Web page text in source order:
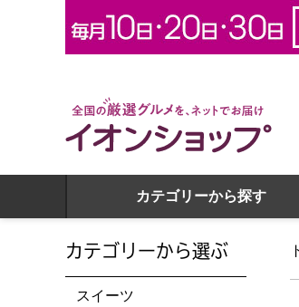
全国の厳選グルメを、ネットでお届け イオ
カテゴリーから探す
カテゴリーから選ぶ
スイーツ